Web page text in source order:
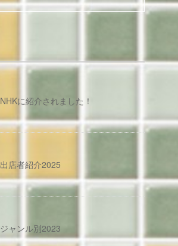
NHKに紹介されました！
出店者紹介2025
ジャンル別2023